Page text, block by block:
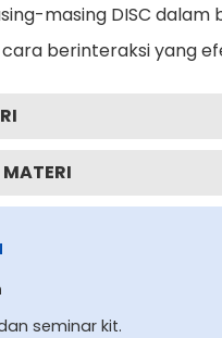
masing DISC dalam
berinteraksi yang
seminar kit.